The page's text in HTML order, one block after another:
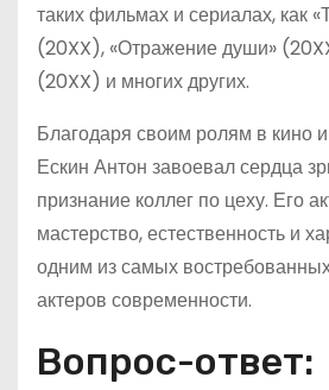
таких фильмах и сериалах, как
(20XX), «Отражение души»
(20XX) и многих других.
Благодаря своим ролям в кино
Ескин Антон завоевал сердца
признание коллег по цеху. Его
мастерство, естественность и
одним из самых
актеров современности.
Вопрос-ответ: